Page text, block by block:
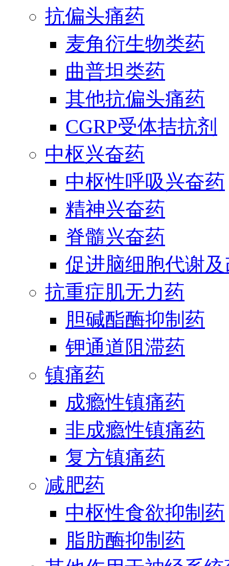
抗偏头痛药
麦角衍生物类药
曲普坦类药
其他抗偏头痛药
CGRP受体拮抗剂
中枢兴奋药
中枢性呼吸兴奋药
精神兴奋药
脊髓兴奋药
促进脑细胞代谢
抗重症肌无力药
胆碱酯酶抑制药
钾通道阻滞药
镇痛药
成瘾性镇痛药
非成瘾性镇痛药
复方镇痛药
减肥药
中枢性食欲抑制药
脂肪酶抑制药